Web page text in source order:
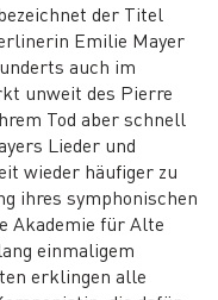
der Titel
Emilie Mayer
auch im
unweit des Pierre
Tod aber schnell
Lieder und
wieder häufiger zu
ihres symphonischen
Akademie für Alte
einmaligem
erklingen alle